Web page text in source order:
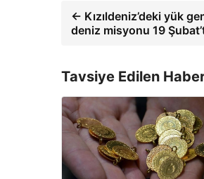
← Kızıldeniz’deki yük
deniz misyonu 19
Tavsiye Edilen